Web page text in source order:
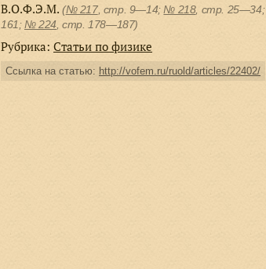
В.О.Ф.Э.М. (№ 217, стр. 9—14; № 218, cтр. 25—34;
161; № 224 , cтр. 178—187)
Рубрика: Статьи по физике
Ссылка на статью: http://vofem.ru/ruold/articles/22402/